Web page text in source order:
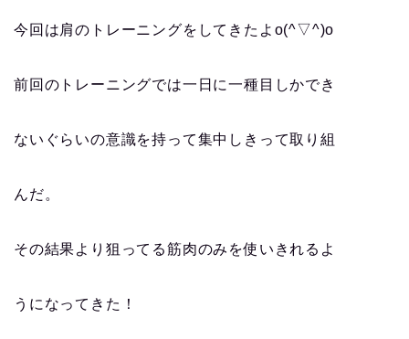
今回は肩のトレーニングをしてきたよo(^▽^)o
前回のトレーニングでは一日に一種目しかでき
ないぐらいの意識を持って集中しきって取り組
んだ。
その結果より狙ってる筋肉のみを使いきれるよ
うになってきた！